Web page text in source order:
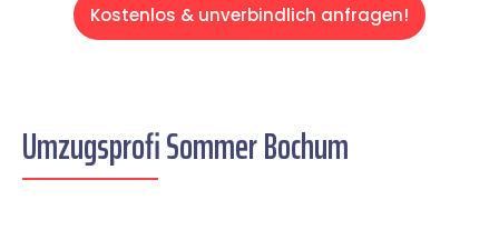
Kostenlos & unverbindlich anfragen!
Umzugsprofi Sommer Bochum